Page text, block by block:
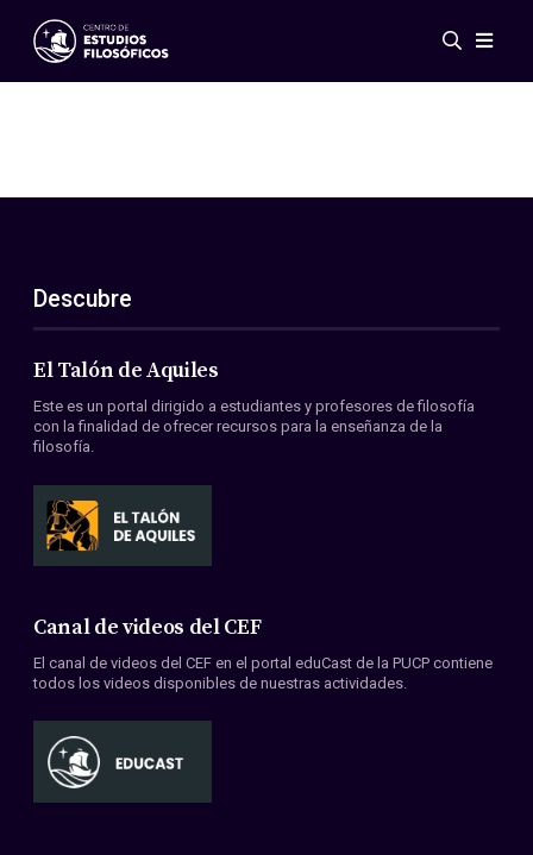
Eventos
ES
EN
Acerca de nosotros
Miembros
Convenios
Descubre
El Talón de Aquiles
Este es un portal dirigido a estudiantes y profesores de filosofía
con la finalidad de ofrecer recursos para la enseñanza de la
filosofía.
Canal de videos del CEF
El canal de videos del CEF en el portal eduCast de la PUCP contiene
todos los videos disponibles de nuestras actividades.